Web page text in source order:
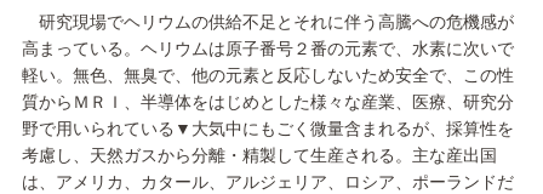
研究現場でヘリウムの供給不足とそれに伴う高騰への危機感が
高まっている。ヘリウムは原子番号２番の元素で、水素に次いで
軽い。無色、無臭で、他の元素と反応しないため安全で、この性
質からＭＲＩ、半導体をはじめとした様々な産業、医療、研究分
野で用いられている▼大気中にもごく微量含まれるが、採算性を
考慮し、天然ガスから分離・精製して生産される。主な産出国
は、アメリカ、カタール、アルジェリア、ロシア、ポーランドだ